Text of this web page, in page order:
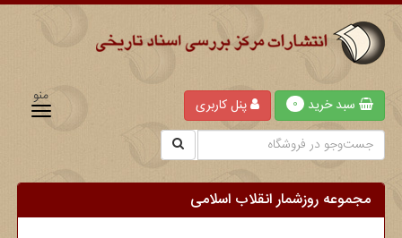
منو سبد خرید 0 پنل کاربری
مجموعه روزشمار انقلاب اسلامی